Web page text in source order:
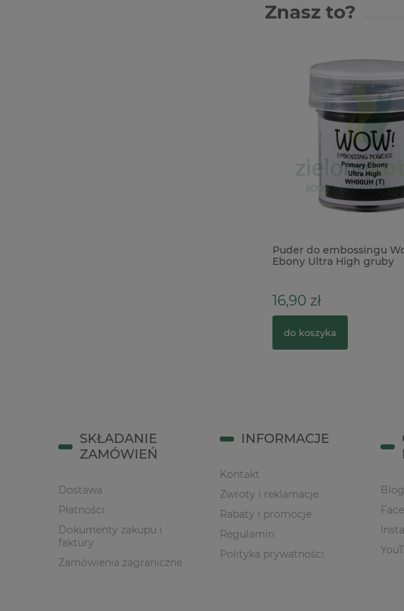
Znasz to?
Puder do embossingu
Ebony Ultra High gruby
16,90 zł
do koszyka
SKŁADANIE
ZAMÓWIEŃ
Dostawa
Płatności
Dokumenty zakupu i
faktury
Zamówienia zagraniczne
INFORMACJE
Kontakt
Zwroty i reklamacje
Rabaty i promocje
Regulamin
Polityka prywatności
Blog